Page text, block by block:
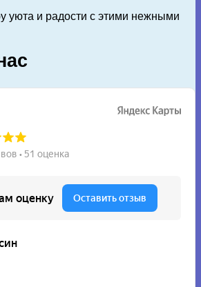
уюта и радости с этими нежными